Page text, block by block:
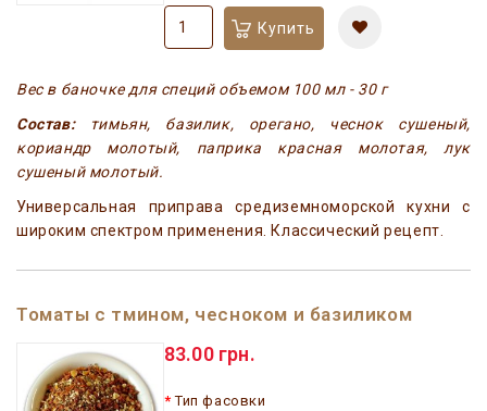
Купить
Вес в баночке для специй объемом 100 мл - 30 г
Состав:тимьян, базилик, орегано, чеснок сушеный,
кориандр молотый, паприка красная молотая, лук
сушеный молотый.
Универсальная приправа средиземноморской кухни с
широким спектром применения. Классический рецепт.
Томаты с тмином, чесноком и базиликом
83.00 грн.
Тип фасовки